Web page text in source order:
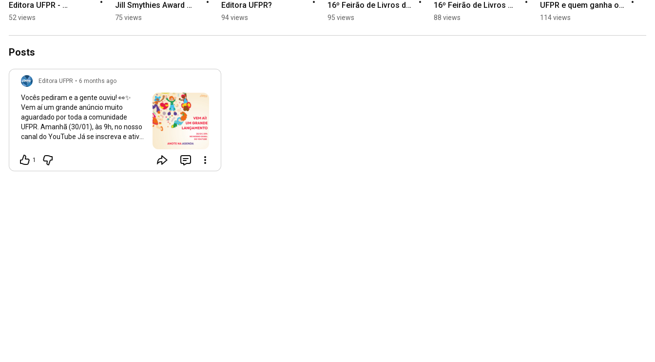
Editora UFPR -
Expositores
52 views
Jill Smythies Award
2026, da Linnean
75 views
Editora UFPR?
94 views
16º Feirão de Livros da
Editora UFPR.
95 views
16º Feirão de Livros
Editora UFPR
88 views
UFPR e quem ganha o
presente é você!
114 views
Posts
Editora UFPR • 6 months ago
Vocês pediram e a gente ouviu! 👀✨
Vem aí um grande anúncio muito
aguardado por toda a comunidade
UFPR. Amanhã (30/01), às 9h, no nosso
canal do YouTube Já se inscreva e ative
novidade! 🔔📺
1